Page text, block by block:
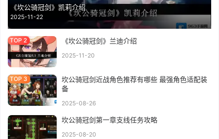
《坎公骑冠剑》凯莉介绍
2025-11-22
《坎公骑冠剑》兰迪介绍
2025-11-20
坎公骑冠剑近战角色推荐有哪些 最强角色适配装
备
2025-08-26
坎公骑冠剑第一章支线任务攻略
2025-08-20